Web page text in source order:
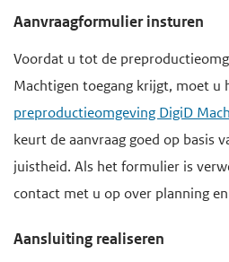
Aanvraagformulier insturen
Voordat u tot de
Machtigen toegang krijgt, moet u
preproductieomgeving DigiD
keurt de aanvraag goed op basis
juistheid. Als het formulier is
contact met u op over planning
Aansluiting realiseren